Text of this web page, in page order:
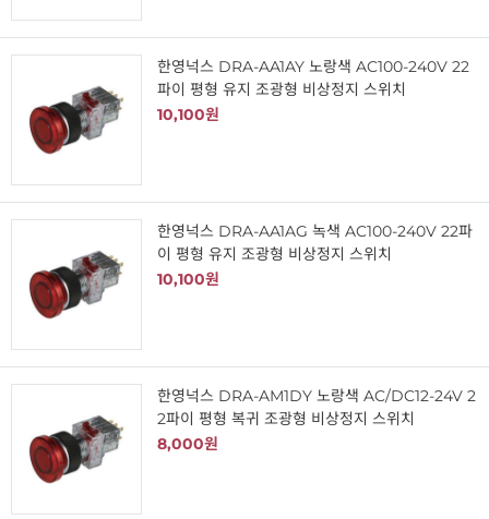
한영넉스 DRA-AA1AY 노랑색 AC100-240V 22
파이 평형 유지 조광형 비상정지 스위치
10,100원
한영넉스 DRA-AA1AG 녹색 AC100-240V 22파
이 평형 유지 조광형 비상정지 스위치
10,100원
한영넉스 DRA-AM1DY 노랑색 AC/DC12-24V 2
2파이 평형 복귀 조광형 비상정지 스위치
8,000원